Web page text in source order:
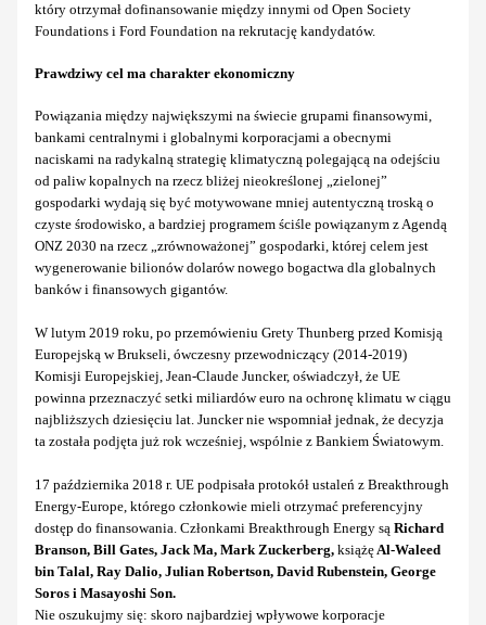
który otrzymał dofinansowanie między innymi od Open Society
Foundations i Ford Foundation na rekrutację kandydatów.
Prawdziwy cel ma charakter ekonomiczny
Powiązania między największymi na świecie grupami finansowymi,
bankami centralnymi i globalnymi korporacjami a obecnymi
naciskami na radykalną strategię klimatyczną polegającą na odejściu
od paliw kopalnych na rzecz bliżej nieokreślonej „zielonej”
gospodarki wydają się być motywowane mniej autentyczną troską o
czyste środowisko, a bardziej programem ściśle powiązanym z Agendą
ONZ 2030 na rzecz „zrównoważonej” gospodarki, której celem jest
wygenerowanie bilionów dolarów nowego bogactwa dla globalnych
banków i finansowych gigantów.
W lutym 2019 roku, po przemówieniu Grety Thunberg przed Komisją
Europejską w Brukseli, ówczesny przewodniczący (2014-2019)
Komisji Europejskiej, Jean-Claude Juncker, oświadczył, że UE
powinna przeznaczyć setki miliardów euro na ochronę klimatu w ciągu
najbliższych dziesięciu lat. Juncker nie wspomniał jednak, że decyzja
ta została podjęta już rok wcześniej, wspólnie z Bankiem Światowym.
17 października 2018 r. UE podpisała protokół ustaleń z Breakthrough
Energy-Europe, którego członkowie mieli otrzymać preferencyjny
dostęp do finansowania. Członkami Breakthrough Energy są Richard
Branson, Bill Gates, Jack Ma, Mark Zuckerberg, książęAl-Waleed
bin Talal, Ray Dalio, Julian Robertson, David Rubenstein, George
Soros i Masayoshi Son.
Nie oszukujmy się: skoro najbardziej wpływowe korporacje